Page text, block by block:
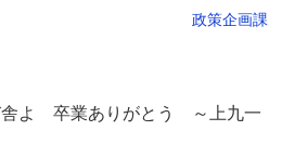
政策企画課
舎よ 卒業ありがとう ～上九一